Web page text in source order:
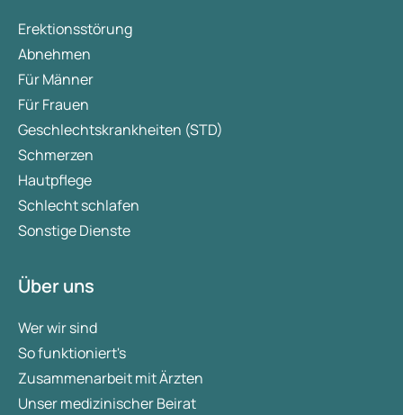
Erektionsstörung
Abnehmen
Für Männer
Für Frauen
Geschlechtskrankheiten (STD)
Schmerzen
Hautpflege
Schlecht schlafen
Sonstige Dienste
Über uns
Wer wir sind
So funktioniert's
Zusammenarbeit mit Ärzten
Unser medizinischer Beirat